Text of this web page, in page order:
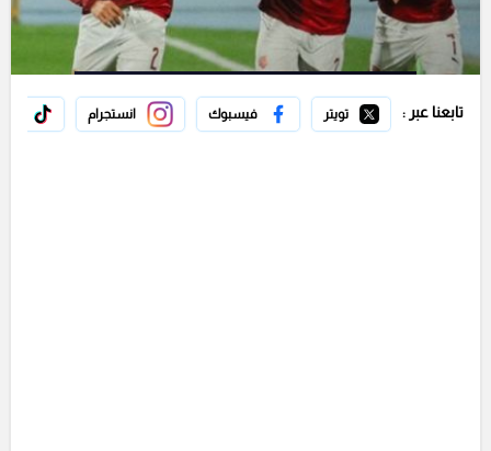
تابعنا عبر : تويتر فيسبوك انستجرام